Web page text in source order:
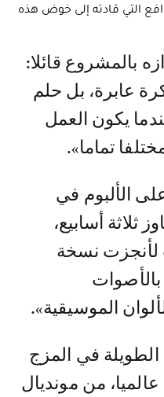
أغنية، والدوافع التي قادته إلى خوض هذه
عابرة، بل حلم
يكون العمل
تماما».
الألبوم في
ثلاثة أسابيع،
لأنجزت نسخة
الموسيقية».
الطويلة في المزج
من مونديال